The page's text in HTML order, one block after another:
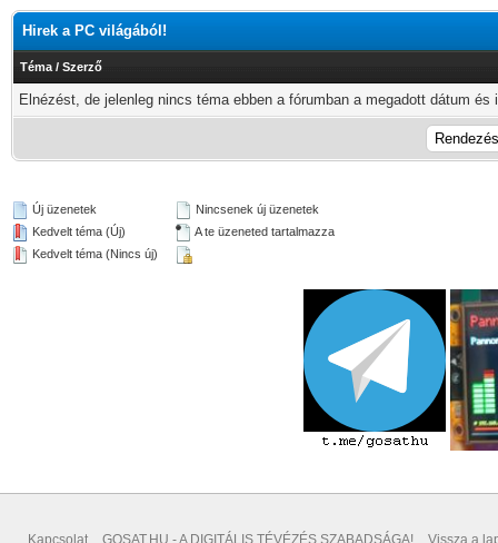
Hirek a PC világából!
Téma / Szerző
Elnézést, de jelenleg nincs téma ebben a fórumban a megadott dátum
Új üzenetek
Kedvelt téma (Új)
Kedvelt téma (Nincs új)
Nincsenek új üzenetek
A te üzeneted tartalmazza
Kapcsolat GOSAT.HU - A DIGITÁLIS TÉVÉZÉS SZABADSÁGA! Vissza a